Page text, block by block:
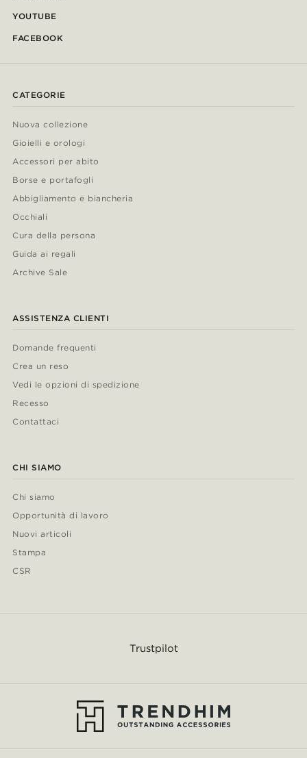
YOUTUBE
FACEBOOK
CATEGORIE
Nuova collezione
Gioielli e orologi
Accessori per abito
Borse e portafogli
Abbigliamento e biancheria
Occhiali
Cura della persona
Guida ai regali
Archive Sale
ASSISTENZA CLIENTI
Domande frequenti
Crea un reso
Vedi le opzioni di spedizione
Recesso
Contattaci
CHI SIAMO
Chi siamo
Opportunità di lavoro
Nuovi articoli
Stampa
CSR
Trustpilot